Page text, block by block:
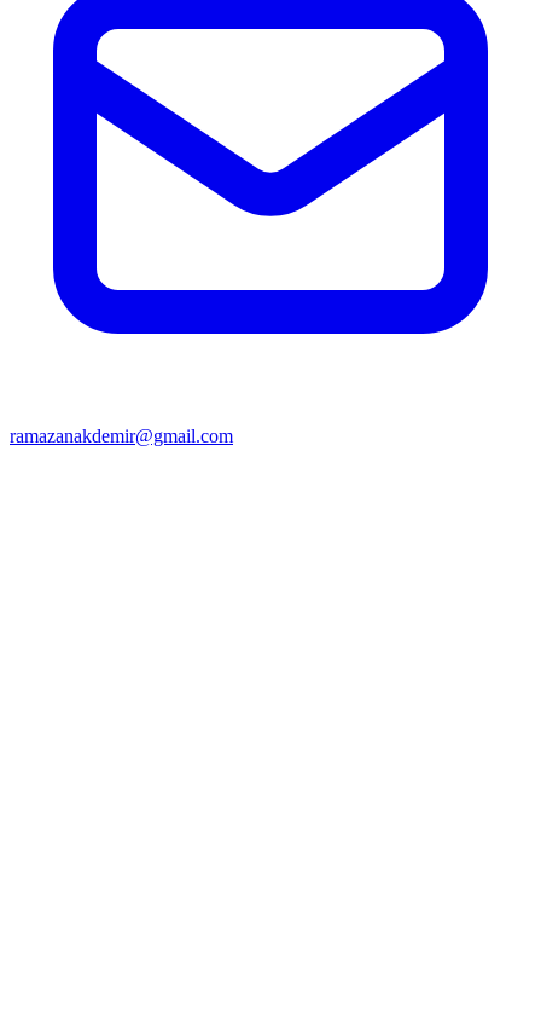
ramazanakdemir@gmail.com